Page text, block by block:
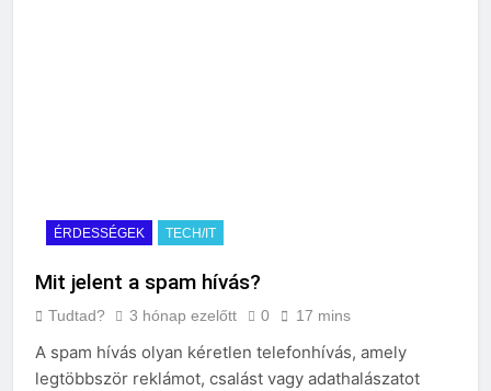
ÉRDESSÉGEK TECH/IT
Mit jelent a spam hívás?
Tudtad? 3 hónap ezelőtt 0 17 mins
A spam hívás olyan kéretlen telefonhívás, amely
legtöbbször reklámot, csalást vagy adathalászatot